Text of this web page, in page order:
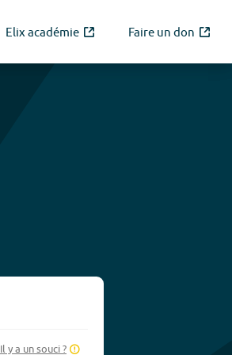
Elix académie Faire un don
Il y a un souci ?